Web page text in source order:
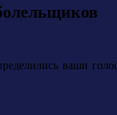
ваши